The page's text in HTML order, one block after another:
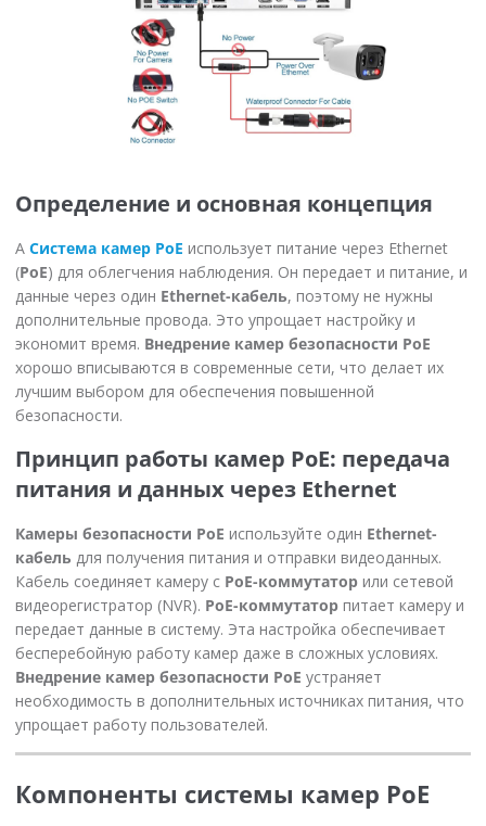
Определение и основная концепция
А Система камер PoE использует питание через Ethernet
(PoE) для облегчения наблюдения. Он передает и питание, и
данные через один Ethernet-кабель, поэтому не нужны
дополнительные провода. Это упрощает настройку и
экономит время. Внедрение камер безопасности PoE
хорошо вписываются в современные сети, что делает их
лучшим выбором для обеспечения повышенной
безопасности.
Принцип работы камер PoE: передача
питания и данных через Ethernet
Камеры безопасности PoE используйте один Ethernet-
кабель для получения питания и отправки видеоданных.
Кабель соединяет камеру с PoE-коммутатор или сетевой
видеорегистратор (NVR). PoE-коммутатор питает камеру и
передает данные в систему. Эта настройка обеспечивает
бесперебойную работу камер даже в сложных условиях.
Внедрение камер безопасности PoE устраняет
необходимость в дополнительных источниках питания, что
упрощает работу пользователей.
Компоненты системы камер PoE